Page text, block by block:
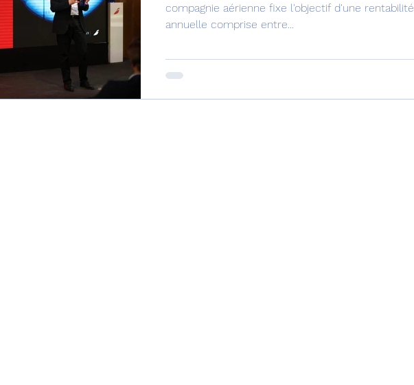
compagnie aérienne fixe l'objectif d'une rentabilité
annuelle comprise entre...